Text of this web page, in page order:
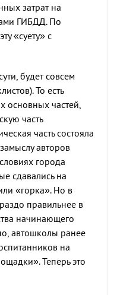
затрат на
ГИБДД. По
«суету» с
будет совсем
То есть
основных частей,
часть
часть состояла
авторов
города
сдавались на
«горка». Но в
правильнее в
начинающего
автошколы ранее
на
Теперь это